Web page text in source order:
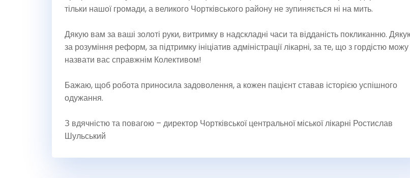
тільки нашої громади, а великого Чортківського району не зупиняється ні на мить.
Дякую вам за ваші золоті руки, витримку в надскладні часи та відданість покликанню.
за розуміння реформ, за підтримку ініціатив адміністрації лікарні, за те, що з гордістю можу
назвати вас справжнім Колективом!
Бажаю, щоб робота приносила задоволення, а кожен пацієнт ставав історією успішного
одужання.
З вдячністю та повагою – директор Чортківської центральної міської лікарні Ростислав
Шульський